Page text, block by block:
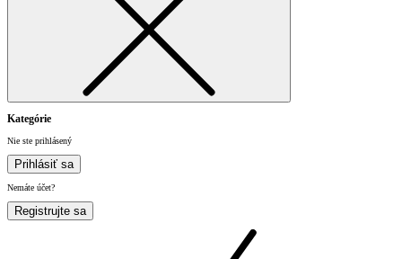
Kategórie
Nie ste prihlásený
Prihlásiť sa
Nemáte účet?
Registrujte sa